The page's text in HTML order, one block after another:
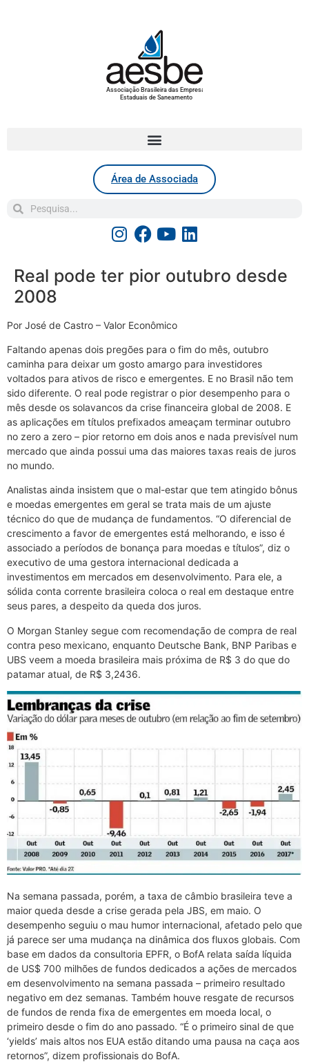
Associação Brasileira das Empresas
Estaduais de Saneamento
Área de Associada
Real pode ter pior outubro desde
2008
Por José de Castro – Valor Econômico
Faltando apenas dois pregões para o fim do mês, outubro
caminha para deixar um gosto amargo para investidores
voltados para ativos de risco e emergentes. E no Brasil não tem
sido diferente. O real pode registrar o pior desempenho para o
mês desde os solavancos da crise financeira global de 2008. E
as aplicações em títulos prefixados ameaçam terminar outubro
no zero a zero – pior retorno em dois anos e nada previsível num
mercado que ainda possui uma das maiores taxas reais de juros
no mundo.
Analistas ainda insistem que o mal-estar que tem atingido bônus
e moedas emergentes em geral se trata mais de um ajuste
técnico do que de mudança de fundamentos. “O diferencial de
crescimento a favor de emergentes está melhorando, e isso é
associado a períodos de bonança para moedas e títulos”, diz o
executivo de uma gestora internacional dedicada a
investimentos em mercados em desenvolvimento. Para ele, a
sólida conta corrente brasileira coloca o real em destaque entre
seus pares, a despeito da queda dos juros.
O Morgan Stanley segue com recomendação de compra de real
contra peso mexicano, enquanto Deutsche Bank, BNP Paribas e
UBS veem a moeda brasileira mais próxima de R$ 3 do que do
patamar atual, de R$ 3,2436.
Na semana passada, porém, a taxa de câmbio brasileira teve a
maior queda desde a crise gerada pela JBS, em maio. O
desempenho seguiu o mau humor internacional, afetado pelo que
já parece ser uma mudança na dinâmica dos fluxos globais. Com
base em dados da consultoria EPFR, o BofA relata saída líquida
de US$ 700 milhões de fundos dedicados a ações de mercados
em desenvolvimento na semana passada – primeiro resultado
negativo em dez semanas. Também houve resgate de recursos
de fundos de renda fixa de emergentes em moeda local, o
primeiro desde o fim do ano passado. “É o primeiro sinal de que
‘yields’ mais altos nos EUA estão ditando uma pausa na caça aos
retornos”, dizem profissionais do BofA.